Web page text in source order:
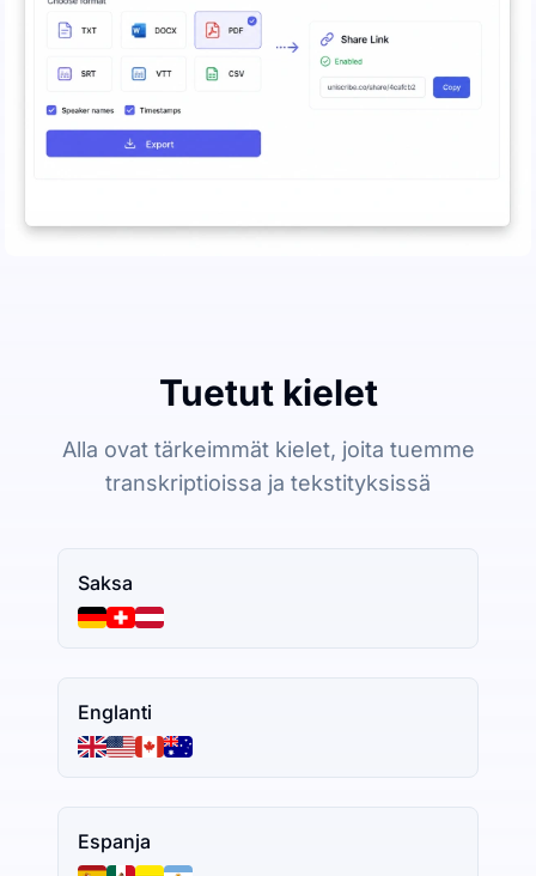
Tuetut kielet
Alla ovat tärkeimmät kielet, joita tuemme
transkriptioissa ja tekstityksissä
Saksa
Englanti
Espanja